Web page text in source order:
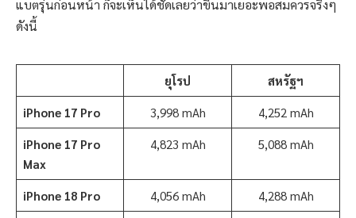
แบตรุ่นก่อนหน้า ก็จะเห็นได้ชัดเลยว่าขึ้นมาเยอะพอสมควรจริงๆ
ดังนี้
ยุโรป สหรัฐฯ
iPhone 17 Pro 3,998 mAh 4,252 mAh
iPhone 17 Pro
Max
4,823 mAh 5,088 mAh
iPhone 18 Pro 4,056 mAh 4,288 mAh